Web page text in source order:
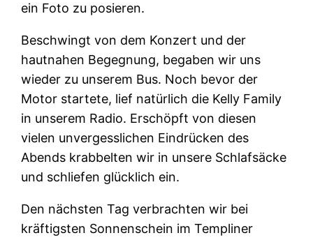
ein Foto zu posieren.
Beschwingt von dem Konzert und der
hautnahen Begegnung, begaben wir uns
wieder zu unserem Bus. Noch bevor der
Motor startete, lief natürlich die Kelly Family
in unserem Radio. Erschöpft von diesen
vielen unvergesslichen Eindrücken des
Abends krabbelten wir in unsere Schlafsäcke
und schliefen glücklich ein.
Den nächsten Tag verbrachten wir bei
kräftigsten Sonnenschein im Templiner